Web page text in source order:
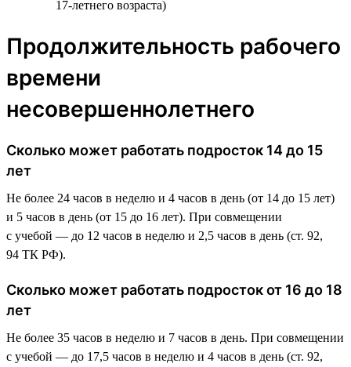
17-летнего возраста)
Продолжительность рабочего
времени
несовершеннолетнего
Сколько может работать подросток 14 до 15
лет
Не более 24 часов в неделю и 4 часов в день (от 14 до 15 лет)
и 5 часов в день (от 15 до 16 лет). При совмещении
с учебой — до 12 часов в неделю и 2,5 часов в день (ст. 92,
94 ТК РФ).
Сколько может работать подросток от 16 до 18
лет
Не более 35 часов в неделю и 7 часов в день. При совмещении
с учебой — до 17,5 часов в неделю и 4 часов в день (ст. 92,